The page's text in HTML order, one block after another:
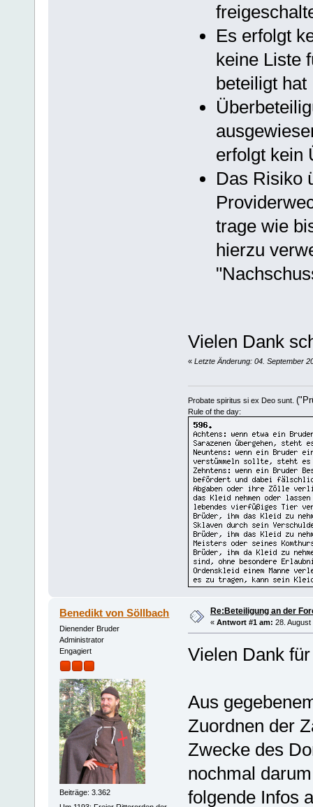
Es erfolgt
keine Liste
beteiligt hat
erfolgt kein
Das Risiko
trage wie
hierzu
Vielen Dank
« Letzte Änderung: 04. September
Probate spiritus si ex Deo sunt.
Rule of the day:
Benedikt von Söllbach
Dienender Bruder
Administrator
Engagiert
Beiträge: 3.362
Re:Beteiligung an der
« Antwort #1 am: 28. August
Vielen Dank
Aus
Zuordnen der
Zwecke des
nochmal
folgende Infos